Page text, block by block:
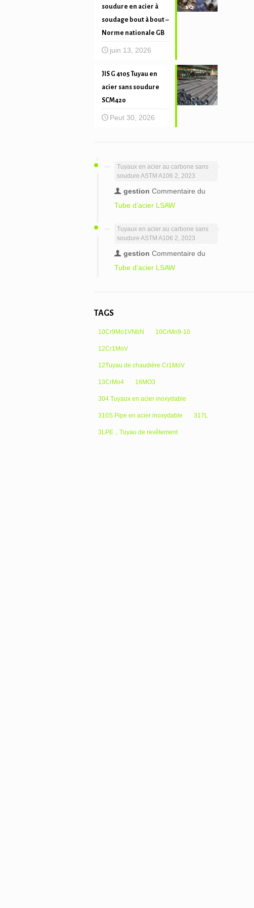
soudure en acier à
soudage bout à bout –
Norme nationale GB
juin 13, 2026
JIS G 4105 Tuyau en
acier sans soudure
SCM420
Peut 30, 2026
Tuyaux en acier au carbone sans
soudure ASTM A106 2, 2023
gestion Commentaire du
Tube d’acier LSAW
Tuyaux en acier au carbone sans
soudure ASTM A106 2, 2023
gestion Commentaire du
Tube d’acier LSAW
TAGS
10Cr9Mo1VNbN 10CrMo9-10
12Cr1MoV
12Tuyau de chaudière Cr1MoV
13CrMo4 16MO3
304 Tuyaux en acier inoxydable
310S Pipe en acier inoxydable 317L
3LPE，Tuyau de revêtement